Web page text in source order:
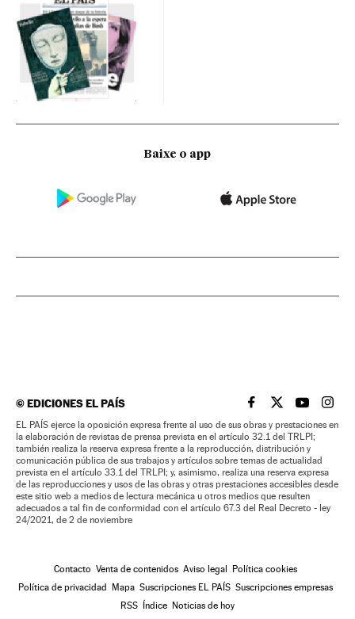
Baixe o app
©EDICIONES EL PAÍS EL PAÍS BRASIL EN
EL PAÍSEL PAÍS
EL
EL PAÍS ejerce la oposición expresa frente al uso de sus obras y prestaciones en
la elaboración de revistas de prensa prevista en el artículo 32.1 del TRLPI;
también realiza la reserva expresa frente a la reproducción, distribución y
comunicación pública de sus trabajos y artículos sobre temas de actualidad
prevista en el artículo 33.1 del TRLPI; y, asimismo, realiza una reserva expresa
de las reproducciones y usos de las obras y otras prestaciones accesibles desde
este sitio web a medios de lectura mecánica u otros medios que resulten
adecuados a tal fin de conformidad con el artículo 67.3 del Real Decreto - ley
24/2021, de 2 de noviembre
Contacto Venta de contenidos Aviso legal Política cookies
Política de privacidad Mapa Suscripciones EL PAÍS Suscripciones empresas
RSS Índice Noticias de hoy